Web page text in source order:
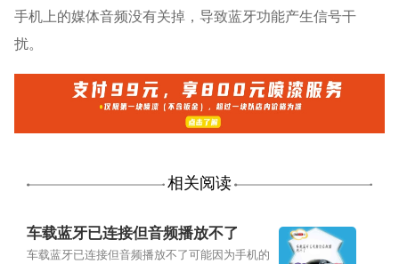
手机上的媒体音频没有关掉，导致蓝牙功能产生信号干
扰。
相关阅读
车载蓝牙已连接但音频播放不了
车载蓝牙已连接但音频播放不了可能因为手机的